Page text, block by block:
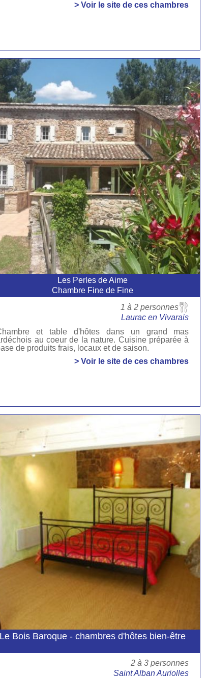
> Voir le site de ces chambres
Les Perles de Aime
Chambre Fine de Fine
1 à 2 personnes
Laurac en Vivarais
et table d'hôtes dans un grand mas
au coeur de la nature. Cuisine préparée à
de produits frais, locaux et de saison.
> Voir le site de ces chambres
Le Bois Baroque - chambres d'hôtes bien-être
2 à 3 personnes
Saint Alban Auriolles